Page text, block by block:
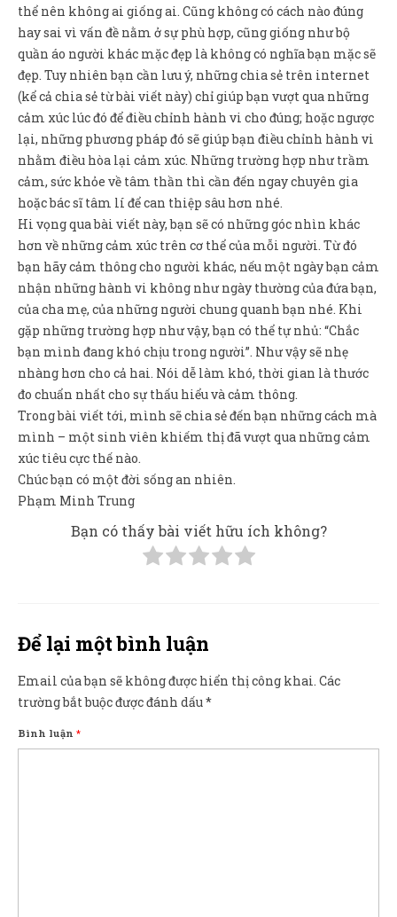
thể nên không ai giống ai. Cũng không có cách nào đúng
hay sai vì vấn đề nằm ở sự phù hợp, cũng giống như bộ
quần áo người khác mặc đẹp là không có nghĩa bạn mặc sẽ
đẹp. Tuy nhiên bạn cần lưu ý, những chia sẻ trên internet
(kể cả chia sẻ từ bài viết này) chỉ giúp bạn vượt qua những
cảm xúc lúc đó để điều chỉnh hành vi cho đúng; hoặc ngược
lại, những phương pháp đó sẽ giúp bạn điều chỉnh hành vi
nhằm điều hòa lại cảm xúc. Những trường hợp như trầm
cảm, sức khỏe về tâm thần thì cần đến ngay chuyên gia
hoặc bác sĩ tâm lí để can thiệp sâu hơn nhé.
Hi vọng qua bài viết này, bạn sẽ có những góc nhìn khác
hơn về những cảm xúc trên cơ thể của mỗi người. Từ đó
bạn hãy cảm thông cho người khác, nếu một ngày bạn cảm
nhận những hành vi không như ngày thường của đứa bạn,
của cha mẹ, của những người chung quanh bạn nhé. Khi
gặp những trường hợp như vậy, bạn có thể tự nhủ: “Chắc
bạn mình đang khó chịu trong người”. Như vậy sẽ nhẹ
nhàng hơn cho cả hai. Nói dễ làm khó, thời gian là thước
đo chuẩn nhất cho sự thấu hiểu và cảm thông.
Trong bài viết tới, mình sẽ chia sẻ đến bạn những cách mà
mình – một sinh viên khiếm thị đã vượt qua những cảm
xúc tiêu cực thế nào.
Chúc bạn có một đời sống an nhiên.
Phạm Minh Trung
Bạn có thấy bài viết hữu ích không?
Để lại một bình luận
Email của bạn sẽ không được hiển thị công khai. Các
trường bắt buộc được đánh dấu*
Bình luận *